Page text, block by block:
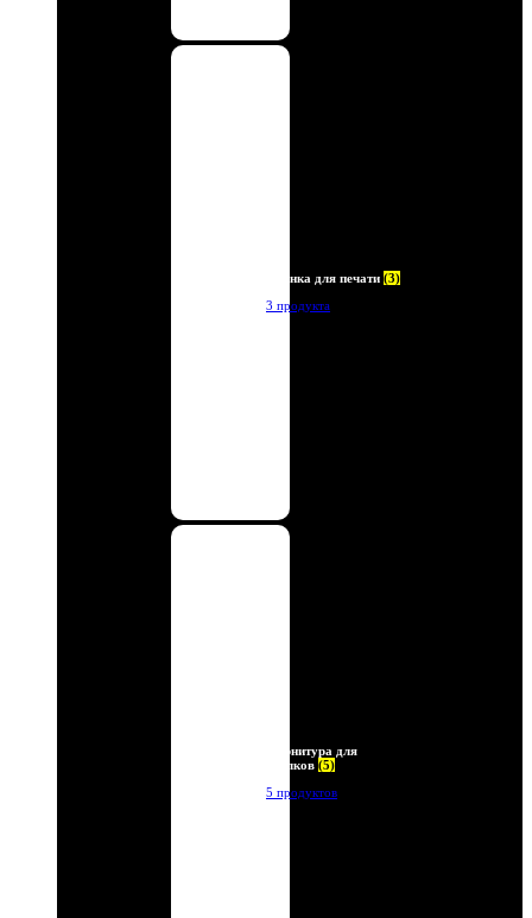
Пленка для печати (3)
3 продукта
Фурнитура для
брелков (5)
5 продуктов